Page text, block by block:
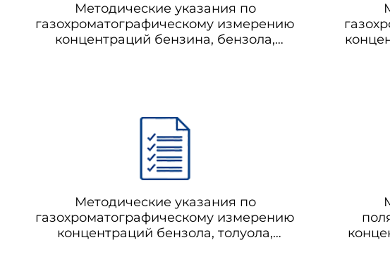
Методические указания по
газохроматографическому измерению
концентраций бензина, бензола,
Методические указания по
газохроматографическому измерению
концентраций бензола, толуола,